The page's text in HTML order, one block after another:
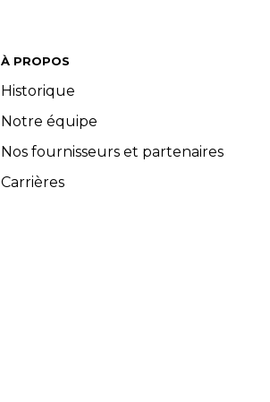
À PROPOS
Historique
Notre équipe
Nos fournisseurs et partenaires
Carrières